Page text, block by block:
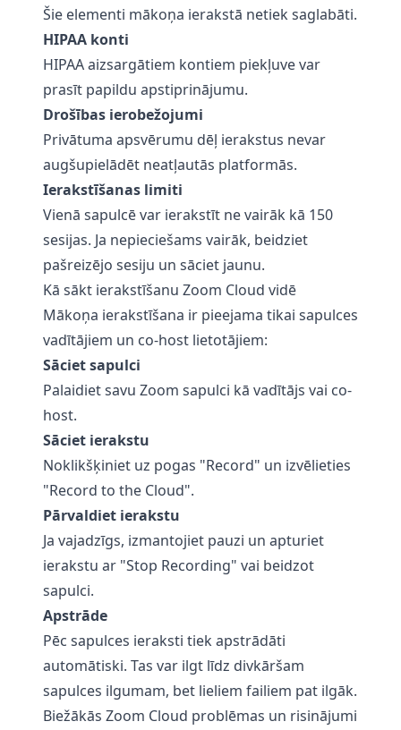
Šie elementi mākoņa ierakstā netiek saglabāti.
HIPAA konti
HIPAA aizsargātiem kontiem piekļuve var
prasīt papildu apstiprinājumu.
Drošības ierobežojumi
Privātuma apsvērumu dēļ ierakstus nevar
augšupielādēt neatļautās platformās.
Ierakstīšanas limiti
Vienā sapulcē var ierakstīt ne vairāk kā 150
sesijas. Ja nepieciešams vairāk, beidziet
pašreizējo sesiju un sāciet jaunu.
Kā sākt ierakstīšanu Zoom Cloud vidē
Mākoņa ierakstīšana ir pieejama tikai sapulces
vadītājiem un co-host lietotājiem:
Sāciet sapulci
Palaidiet savu Zoom sapulci kā vadītājs vai co-
host.
Sāciet ierakstu
Noklikšķiniet uz pogas "Record" un izvēlieties
"Record to the Cloud".
Pārvaldiet ierakstu
Ja vajadzīgs, izmantojiet pauzi un apturiet
ierakstu ar "Stop Recording" vai beidzot
sapulci.
Apstrāde
Pēc sapulces ieraksti tiek apstrādāti
automātiski. Tas var ilgt līdz divkāršam
sapulces ilgumam, bet lieliem failiem pat ilgāk.
Biežākās Zoom Cloud problēmas un risinājumi